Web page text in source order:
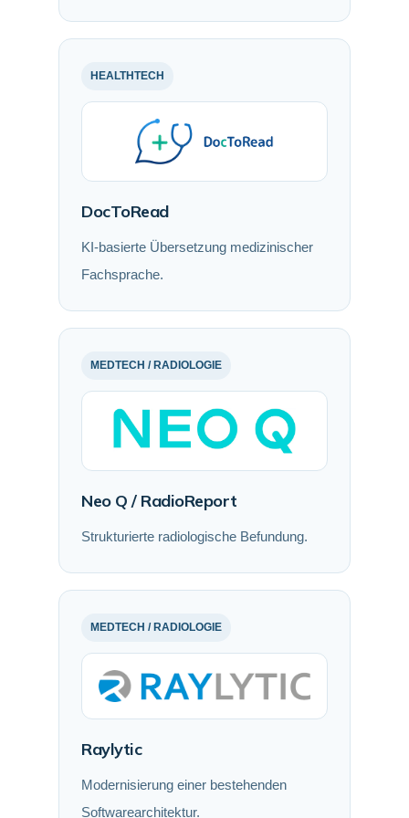
HEALTHTECH
DocToRead
KI-basierte Übersetzung medizinischer
Fachsprache.
MEDTECH / RADIOLOGIE
Neo Q / RadioReport
Strukturierte radiologische Befundung.
MEDTECH / RADIOLOGIE
Raylytic
Modernisierung einer bestehenden
Softwarearchitektur.